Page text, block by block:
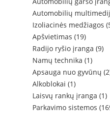
Automobilių
Izoliacinės medžiagos
Apšvietimas (19)
Radijo ryšio įranga (9)
Namų technika (1)
Apsauga nuo gyvūnų
Alkoblokai (1)
Laisvų rankų įranga (1)
Parkavimo sistemos